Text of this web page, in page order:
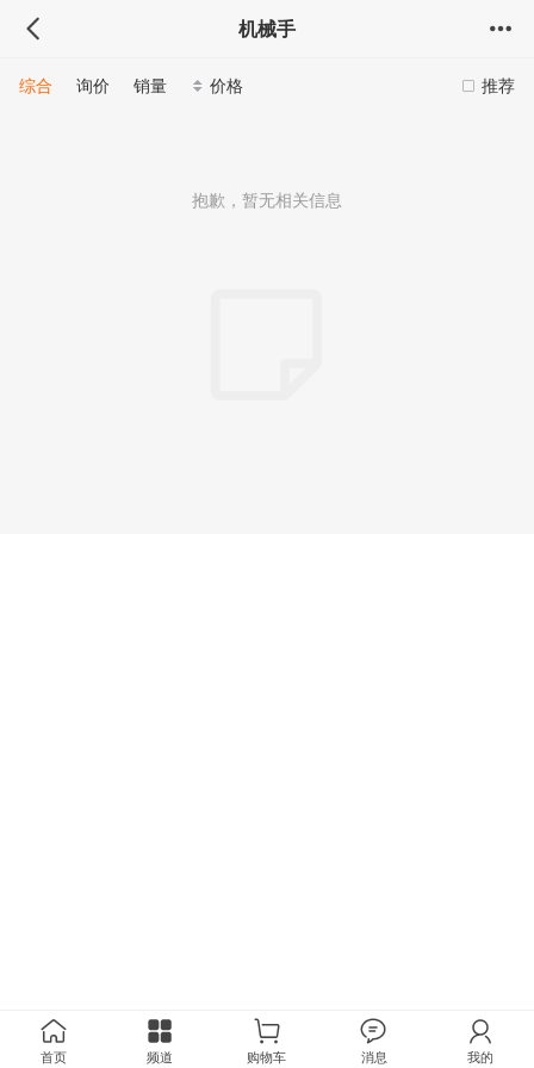
机械手
推荐
综合 询价 销量 价格
抱歉，暂无相关信息
首页 频道 购物车 消息 我的